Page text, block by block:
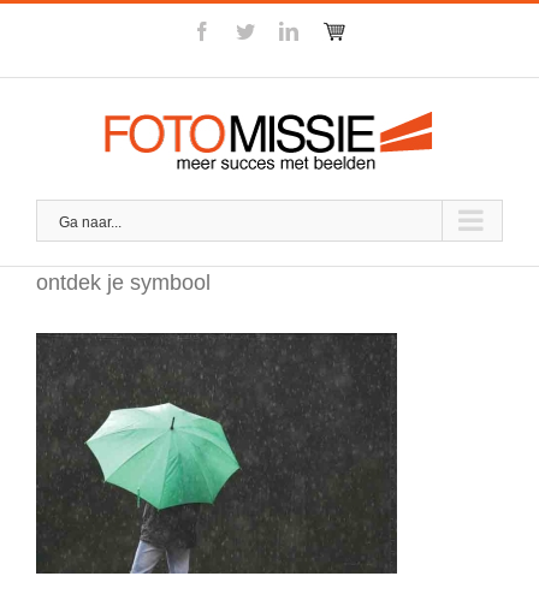
facebook
twitterlinkedin
Winkel
Ga naar...
ontdek je symbool